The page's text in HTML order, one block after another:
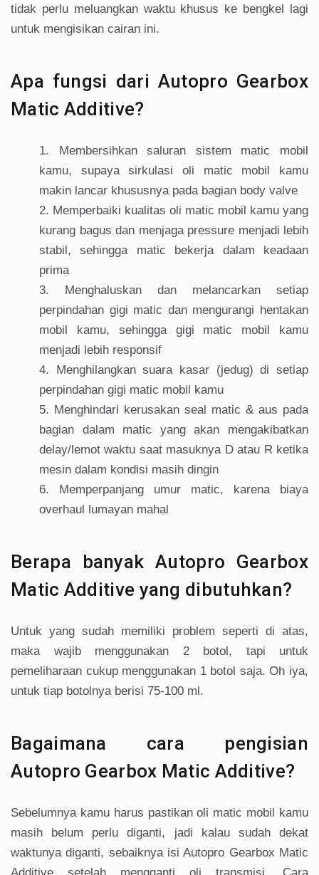
tidak perlu meluangkan waktu khusus ke bengkel lagi
untuk mengisikan cairan ini.
Apa fungsi dari Autopro Gearbox
Matic Additive?
Membersihkan saluran sistem matic mobil
kamu, supaya sirkulasi oli matic mobil kamu
makin lancar khususnya pada bagian body valve
Memperbaiki kualitas oli matic mobil kamu yang
kurang bagus dan menjaga pressure menjadi lebih
stabil, sehingga matic bekerja dalam keadaan
prima
Menghaluskan dan melancarkan setiap
perpindahan gigi matic dan mengurangi hentakan
mobil kamu, sehingga gigi matic mobil kamu
menjadi lebih responsif
Menghilangkan suara kasar (jedug) di setiap
perpindahan gigi matic mobil kamu
Menghindari kerusakan seal matic & aus pada
bagian dalam matic yang akan mengakibatkan
delay/lemot waktu saat masuknya D atau R ketika
mesin dalam kondisi masih dingin
Memperpanjang umur matic, karena biaya
overhaul lumayan mahal
Berapa banyak Autopro Gearbox
Matic Additive yang dibutuhkan?
Untuk yang sudah memiliki problem seperti di atas,
maka wajib menggunakan 2 botol, tapi untuk
pemeliharaan cukup menggunakan 1 botol saja. Oh iya,
untuk tiap botolnya berisi 75-100 ml.
Bagaimana cara pengisian
Autopro Gearbox Matic Additive?
Sebelumnya kamu harus pastikan oli matic mobil kamu
masih belum perlu diganti, jadi kalau sudah dekat
waktunya diganti, sebaiknya isi Autopro Gearbox Matic